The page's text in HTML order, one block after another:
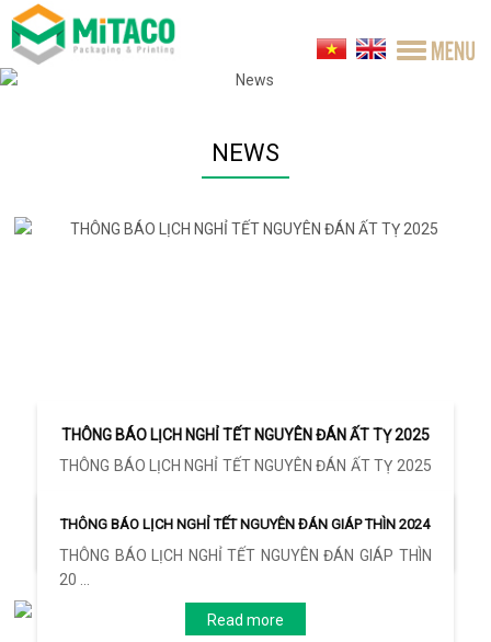
NEWS
THÔNG BÁO LỊCH NGHỈ TẾT NGUYÊN ĐÁN ẤT TỴ 2025
THÔNG BÁO LỊCH NGHỈ TẾT NGUYÊN ĐÁN ẤT TỴ 2025
Read more
THÔNG BÁO LỊCH NGHỈ TẾT NGUYÊN ĐÁN GIÁP THÌN 2024
THÔNG BÁO LỊCH NGHỈ TẾT NGUYÊN ĐÁN GIÁP THÌN
20 ...
Read more